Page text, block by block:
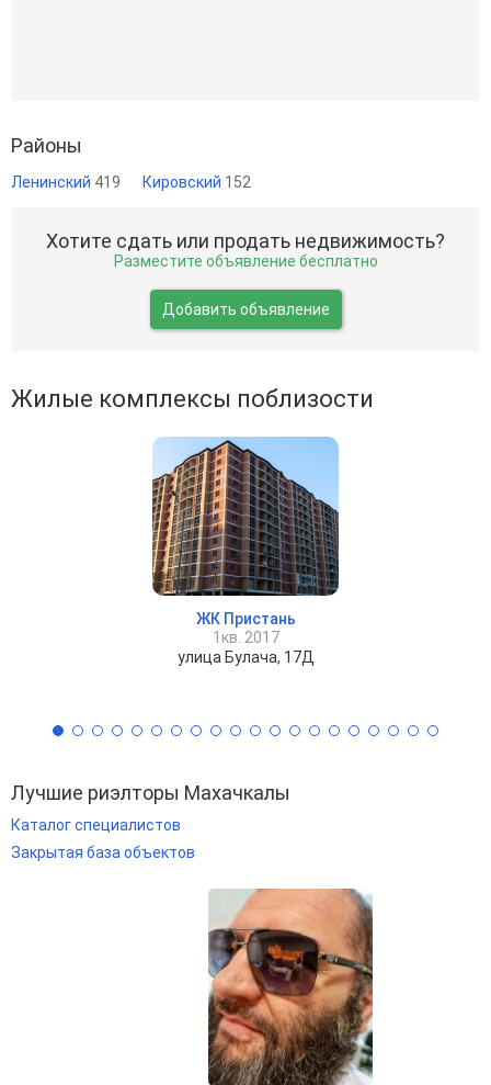
Районы
Ленинский 419 Кировский 152
Хотите сдать или продать недвижимость?
Разместите объявление бесплатно
Добавить объявление
Жилые комплексы поблизости
ЖК Пристань
1кв. 2017
улица Булача, 17Д
Лучшие риэлторы Махачкалы
Каталог специалистов
Закрытая база объектов